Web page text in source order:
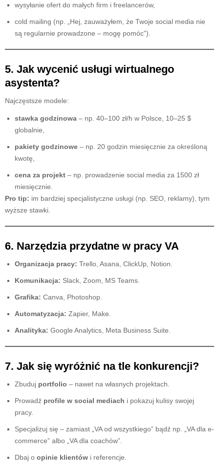
wysyłanie ofert do małych firm i freelancerów,
cold mailing (np. „Hej, zauważyłem, że Twoje social media nie
są regularnie prowadzone – mogę pomóc”).
5. Jak wycenić usługi wirtualnego
asystenta?
Najczęstsze modele:
stawka godzinowa – np. 40–100 zł/h w Polsce, 10–25 $
globalnie,
pakiety godzinowe – np. 20 godzin miesięcznie za określoną
kwotę,
cena za projekt – np. prowadzenie social media za 1500 zł
miesięcznie.
Pro tip: im bardziej specjalistyczne usługi (np. SEO, reklamy), tym
wyższe stawki.
6. Narzędzia przydatne w pracy VA
Organizacja pracy: Trello, Asana, ClickUp, Notion.
Komunikacja: Slack, Zoom, MS Teams.
Grafika: Canva, Photoshop.
Automatyzacja: Zapier, Make.
Analityka: Google Analytics, Meta Business Suite.
7. Jak się wyróżnić na tle konkurencji?
Zbuduj portfolio – nawet na własnych projektach.
Prowadź profile w social mediach i pokazuj kulisy swojej
pracy.
Specjalizuj się – zamiast „VA od wszystkiego” bądź np. „VA dla e-
commerce” albo „VA dla coachów”.
Dbaj o opinie klientów i referencje.